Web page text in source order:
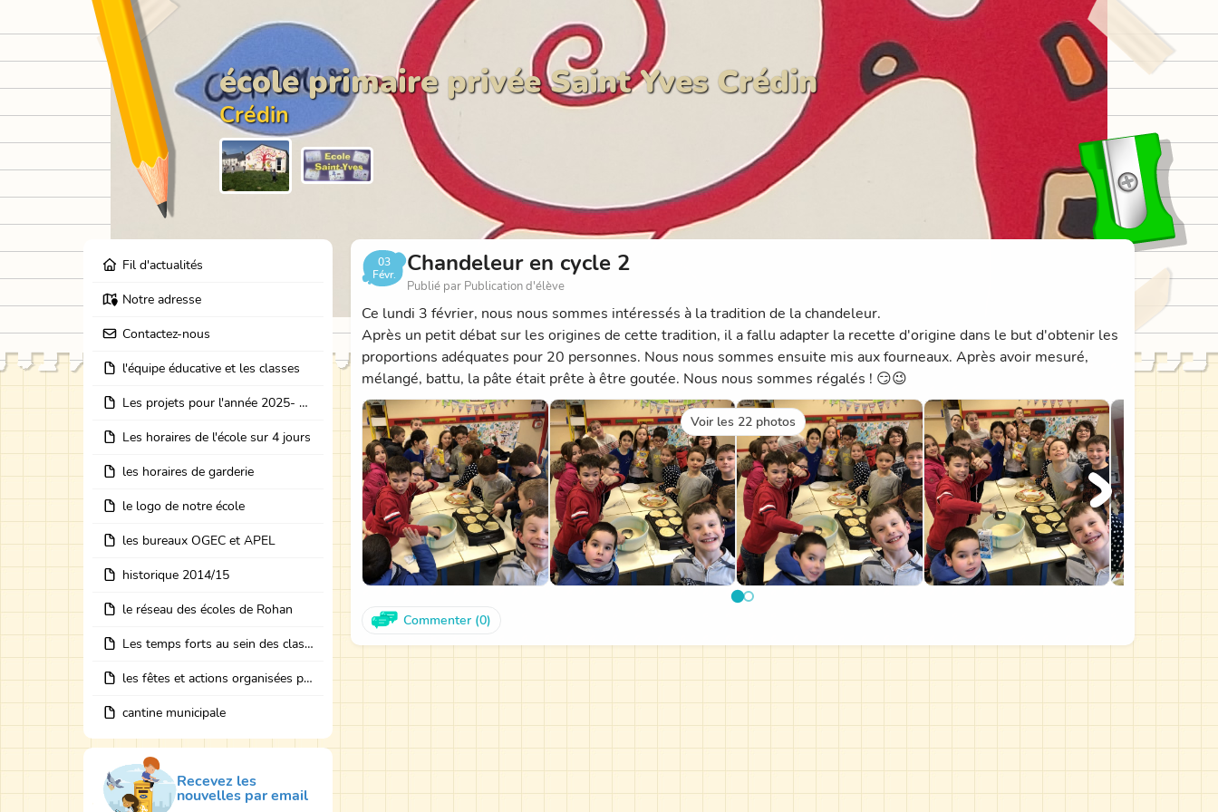
école primaire privée Saint Yves Crédin
Crédin
Fil d'actualités
Notre adresse
Contactez-nous
l'équipe éducative et les classes
Les projets pour l'année 2025- 2026: école dehors, journées partage des classes, et coopération avec les résidents de l'EHPAD
Les horaires de l'école sur 4 jours
les horaires de garderie
le logo de notre école
les bureaux OGEC et APEL
historique 2014/15
le réseau des écoles de Rohan
Les temps forts au sein des classes avec des intervenants
les fêtes et actions organisées par les bureaux
cantine municipale
Recevez les
nouvelles par email
03
Févr.
Chandeleur en cycle 2
Publié par Publication d'élève
Ce lundi 3 février, nous nous sommes intéressés à la tradition de la chandeleur.
Après un petit débat sur les origines de cette tradition, il a fallu adapter la recette d'origine dans le but d'obtenir les
proportions adéquates pour 20 personnes. Nous nous sommes ensuite mis aux fourneaux. Après avoir mesuré,
mélangé, battu, la pâte était prête à être goutée. Nous nous sommes régalés ! 😏😉
Voir les 22 photos
Commenter (0)